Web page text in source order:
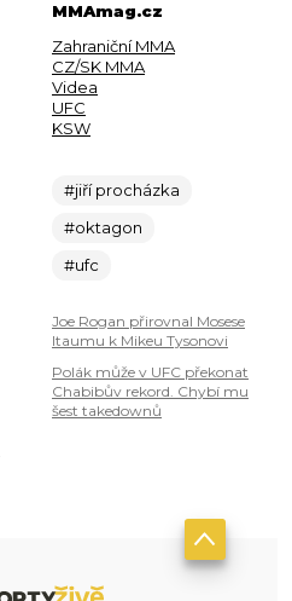
MMAmag.cz
Zahraniční MMA
CZ/SK MMA
Videa
UFC
KSW
#jiří procházka
#oktagon
#ufc
Joe Rogan přirovnal Mosese
Itaumu k Mikeu Tysonovi
Polák může v UFC překonat
Chabibův rekord. Chybí mu
šest takedownů